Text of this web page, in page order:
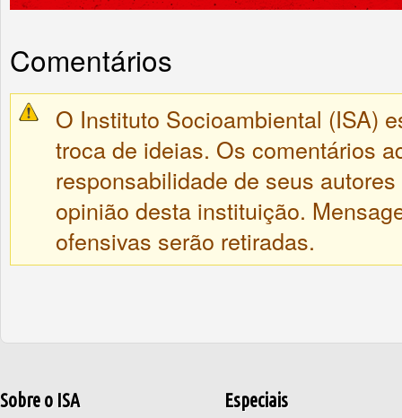
Comentários
O Instituto Socioambiental (ISA)
troca de ideias. Os comentários
responsabilidade de seus
opinião desta instituição.
ofensivas serão retiradas.
Sobre o ISA Especiais